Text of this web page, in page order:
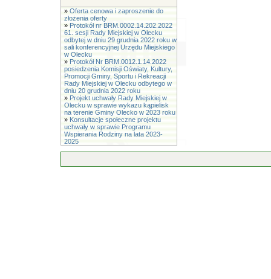
» Oferta cenowa i zaproszenie do
złożenia oferty
» Protokół nr BRM.0002.14.202.2022
61. sesji Rady Miejskiej w Olecku
odbytej w dniu 29 grudnia 2022 roku w
sali konferencyjnej Urzędu Miejskiego
w Olecku
» Protokół Nr BRM.0012.1.14.2022
posiedzenia Komisji Oświaty, Kultury,
Promocji Gminy, Sportu i Rekreacji
Rady Miejskiej w Olecku odbytego w
dniu 20 grudnia 2022 roku
» Projekt uchwały Rady Miejskiej w
Olecku w sprawie wykazu kąpielisk
na terenie Gminy Olecko w 2023 roku
» Konsultacje społeczne projektu
uchwały w sprawie Programu
Wspierania Rodziny na lata 2023-
2025